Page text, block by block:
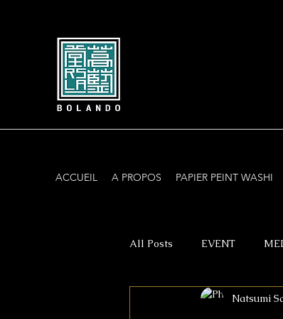
ACCUEIL A PROPOS PAPIER PEINT WASHI
All Posts EVENT
Natsumi